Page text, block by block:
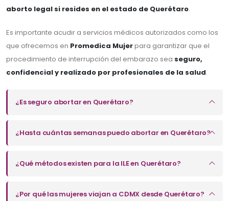
aborto legal si resides en el estado de Querétaro.
Es importante acudir a servicios médicos autorizados como los
que ofrecemos en Promedica Mujerpara garantizar que el
procedimiento de interrupción del embarazo sea seguro,
confidencial y realizado por profesionales de la salud.
¿Es seguro abortar en Querétaro?
¿Hasta cuántas semanas puedo abortar en Querétaro?
¿Qué métodos existen para la ILE en Querétaro?
¿Por qué las mujeres viajan a CDMX desde Querétaro?